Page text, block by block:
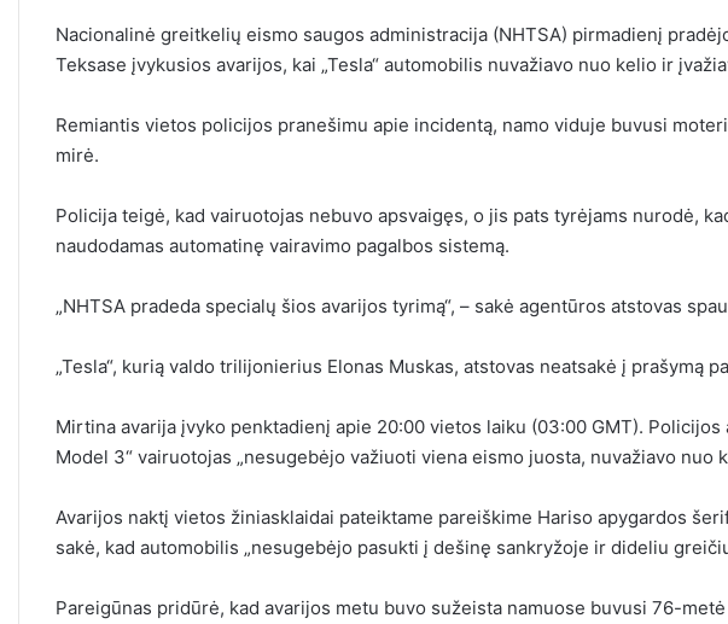
a
i
Nacionalinė greitkelių eismo saugos administracija (NHTSA) pirmadienį
Teksase įvykusios avarijos, kai „Tesla“ automobilis nuvažiavo nuo kelio ir
Remiantis vietos policijos pranešimu apie incidentą, namo viduje buvusi
mirė.
Policija teigė, kad vairuotojas nebuvo apsvaigęs, o jis pats tyrėjams nurodė,
naudodamas automatinę vairavimo pagalbos sistemą.
„NHTSA pradeda specialų šios avarijos tyrimą“, – sakė agentūros atstovas
„Tesla“, kurią valdo trilijonierius Elonas Muskas, atstovas neatsakė į prašymą
Mirtina avarija įvyko penktadienį apie 20:00 vietos laiku (03:00 GMT). Policijos
Model 3“ vairuotojas „nesugebėjo važiuoti viena eismo juosta, nuvažiavo nuo
Avarijos naktį vietos žiniasklaidai pateiktame pareiškime Hariso apygardos
sakė, kad automobilis „nesugebėjo pasukti į dešinę sankryžoje ir dideliu
Pareigūnas pridūrė, kad avarijos metu buvo sužeista namuose buvusi 76-